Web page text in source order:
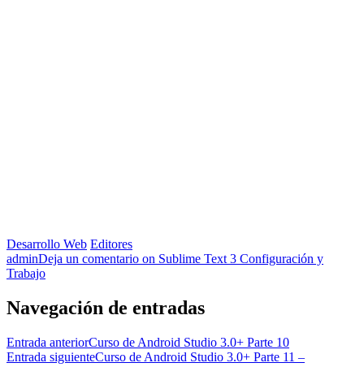
Desarrollo Web Editores
adminDeja un comentario on Sublime Text 3 Configuración y
Trabajo
Navegación de entradas
Entrada anteriorCurso de Android Studio 3.0+ Parte 10
Entrada siguienteCurso de Android Studio 3.0+ Parte 11 –